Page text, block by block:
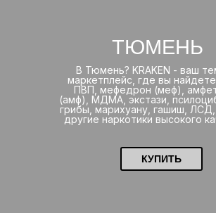
ТЮМЕНЬ
В Тюмень? KRAKEN - ваш
маркетплейс, где вы
ПВП, мефедрон (меф),
(амф), МДМА, экстази,
грибы, марихуану, гашиш,
другие наркотики высокого
КУПИТЬ